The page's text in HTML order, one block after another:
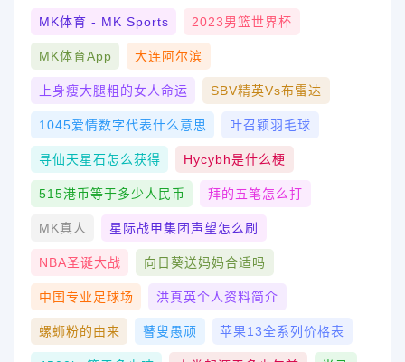
MK体育 - MK Sports 2023男篮世界杯
MK体育App 大连阿尔滨
上身瘦大腿粗的女人命运 SBV精英vs布雷达
1045爱情数字代表什么意思 叶召颖羽毛球
寻仙天星石怎么获得 Hycybh是什么梗
515港币等于多少人民币 拜的五笔怎么打
MK真人 星际战甲集团声望怎么刷
NBA圣诞大战 向日葵送妈妈合适吗
中国专业足球场 洪真英个人资料简介
螺蛳粉的由来 瞽叟愚顽 苹果13全系列价格表